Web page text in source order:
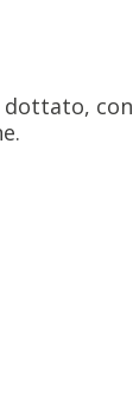
dottato, con